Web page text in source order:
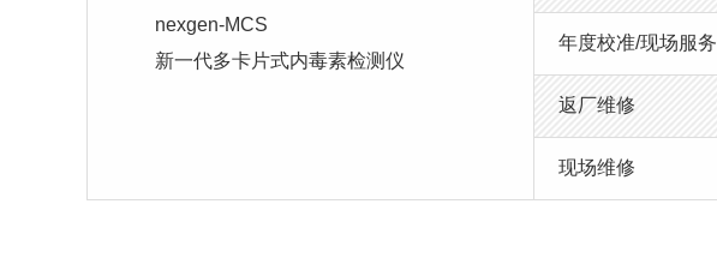
nexgen-MCS
新一代多卡片式内毒素检测仪
年度校准/现场服务
返厂维修
现场维修